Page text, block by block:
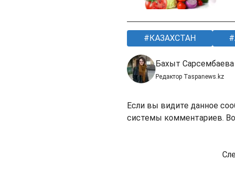
КАЗАХСТАН
Бахыт Сарсембаева
Редактор Taspanews.kz
Если вы видите данное
системы комментариев.